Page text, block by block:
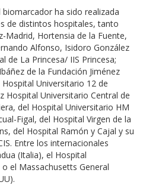
ha sido realizada
de distintos hospitales, tanto
Madrid, Hortensia de la Fuente,
Alfonso, Isidoro González
de La Princesa/ IIS Princesa;
de la Fundación Jiménez
Universitario 12 de
Hospital Universitario Central de
del Hospital Universitario HM
Figal, del Hospital Virgen de la
del Hospital Ramón y Cajal y su
Entre los internacionales
(Italia), el Hospital
el Massachusetts General